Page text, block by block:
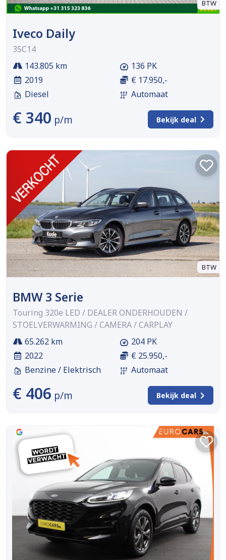
BTW
Iveco Daily
35C14
143.805 km
2019
Diesel
136 PK
€ 17.950,-
Automaat
€ 340 p/m Bekijk deal
BTW
BMW 3 Serie
Touring 320e LED / DEALER ONDERHOUDEN /
STOELVERWARMING / CAMERA / CARPLAY
65.262 km
2022
Benzine / Elektrisch
204 PK
€ 25.950,-
Automaat
€ 406 p/m Bekijk deal